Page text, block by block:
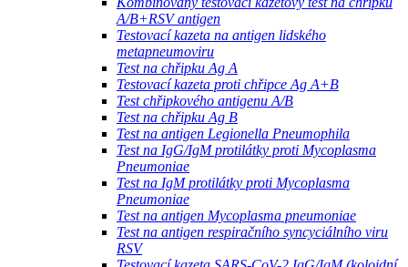
A/B+RSV antigen
Testovací kazeta na antigen lidského
metapneumoviru
Test na chřipku Ag A
Testovací kazeta proti chřipce Ag A+B
Test chřipkového antigenu A/B
Test na chřipku Ag B
Test na antigen Legionella Pneumophila
Test na IgG/IgM protilátky proti Mycoplasma
Pneumoniae
Test na IgM protilátky proti Mycoplasma
Pneumoniae
Test na antigen Mycoplasma pneumoniae
Test na antigen respiračního syncyciálního viru
RSV